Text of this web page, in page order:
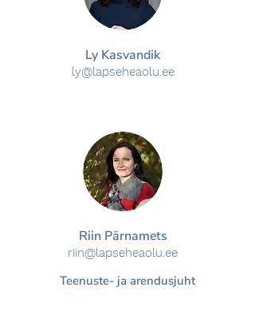
Ly Kasvandik
ly@lapseheaolu.ee
Riin Pärnamets
riin@lapseheaolu.ee
Teenuste- ja arendusjuht